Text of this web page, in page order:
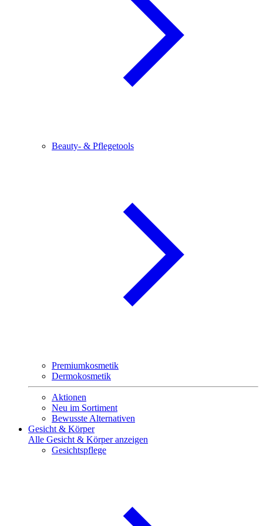
Beauty- & Pflegetools
Premiumkosmetik
Dermokosmetik
Aktionen
Neu im Sortiment
Bewusste Alternativen
Gesicht & Körper
Alle Gesicht & Körper anzeigen
Gesichtspflege